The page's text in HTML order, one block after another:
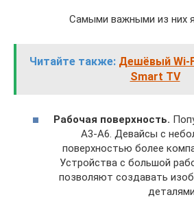
Самыми важными из них
Читайте также: Дешёвый Wi-
Smart TV
Рабочая поверхность.
А3-А6. Девайсы с
поверхностью более
Устройства с большой
позволяют создавать